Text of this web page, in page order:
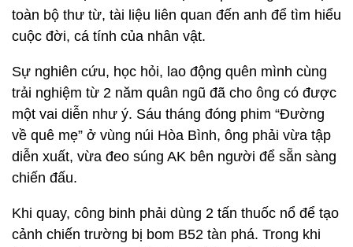
toàn bộ thư từ, tài liệu liên quan đến anh để tìm hiểu
cuộc đời, cá tính của nhân vật.
Sự nghiên cứu, học hỏi, lao động quên mình cùng
trải nghiệm từ 2 năm quân ngũ đã cho ông có được
một vai diễn như ý. Sáu tháng đóng phim “Đường
về quê mẹ” ở vùng núi Hòa Bình, ông phải vừa tập
diễn xuất, vừa đeo súng AK bên người để sẵn sàng
chiến đấu.
Khi quay, công binh phải dùng 2 tấn thuốc nổ để tạo
cảnh chiến trường bị bom B52 tàn phá. Trong khi